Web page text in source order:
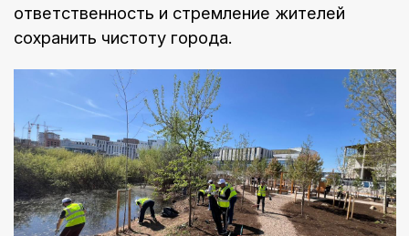
ответственность и стремление жителей
сохранить чистоту города.